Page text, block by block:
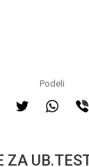
Podeli
ZA